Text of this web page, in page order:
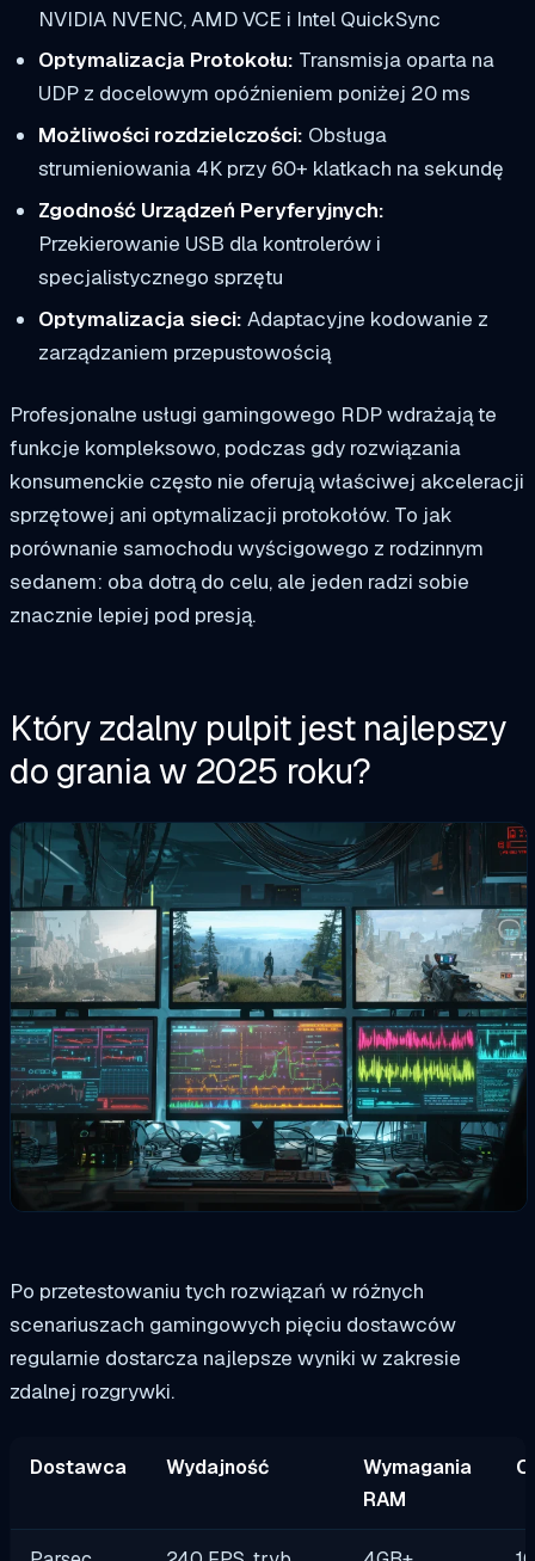
NVIDIA NVENC, AMD VCE i Intel QuickSync
Optymalizacja Protokołu: Transmisja oparta na
UDP z docelowym opóźnieniem poniżej 20 ms
Możliwości rozdzielczości: Obsługa
strumieniowania 4K przy 60+ klatkach na sekundę
Zgodność Urządzeń Peryferyjnych:
Przekierowanie USB dla kontrolerów i
specjalistycznego sprzętu
Optymalizacja sieci: Adaptacyjne kodowanie z
zarządzaniem przepustowością
Profesjonalne usługi gamingowego RDP wdrażają te
funkcje kompleksowo, podczas gdy rozwiązania
konsumenckie często nie oferują właściwej akceleracji
sprzętowej ani optymalizacji protokołów. To jak
porównanie samochodu wyścigowego z rodzinnym
sedanem: oba dotrą do celu, ale jeden radzi sobie
znacznie lepiej pod presją.
Który zdalny pulpit jest najlepszy
do grania w 2025 roku?
Po przetestowaniu tych rozwiązań w różnych
scenariuszach gamingowych pięciu dostawców
regularnie dostarcza najlepsze wyniki w zakresie
zdalnej rozgrywki.
Dostawca Wydajność
Wymagania
RAM